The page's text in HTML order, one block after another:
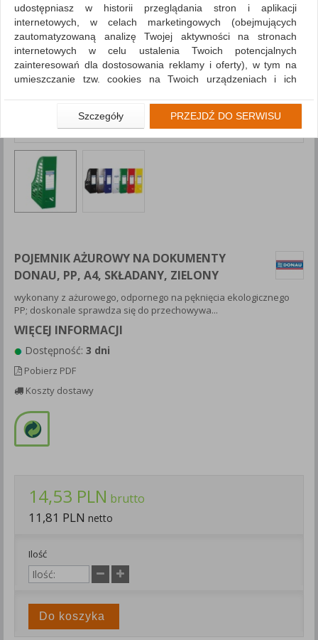
POJEMNIK AŻUROWY NA DOKUMENTY
DONAU, PP, A4, SKŁADANY, ZIELONY
wykonany z ażurowego, odpornego na pęknięcia ekologicznego
PP; doskonale sprawdza się do przechowywa...
WIĘCEJ INFORMACJI
Dostępność: 3 dni
Pobierz PDF
Koszty dostawy
14,53 PLN brutto
11,81 PLN netto
Ilość
Do koszyka
udostępniasz w historii przeglądania stron i aplikacji
internetowych, w celach marketingowych (obejmujących
zautomatyzowaną analizę Twojej aktywności na stronach
internetowych w celu ustalenia Twoich potencjalnych
zainteresowań dla dostosowania reklamy i oferty), w tym na
umieszczanie tzw. cookies na Twoich urządzeniach i ich
Jeśli nie chcesz wyrazić zgody lub ograniczyć jej zakres, kliknij
„Szczegóły”, gdzie znajdziesz wszelkie informacje o tym jak to
naszą polityką prywatności obowiązującą od 25 maja 2018.
W przypadku użytkowników zalogowanych, aby umożliwić
prawidłową realizację Umowy z Państwem i związane z tym
prawidłowe działanie naszej strony www, a w szczególności
czy cenach indywidualnych, ważna jest Państwa wcześniejsza
zgoda której udzieliliście podczas zakładania konta.
Każda Państwa zgoda jest dobrowolna i można ją w dowolnym
momencie wycofać.
Polityka prywatności (rozwiń)
Klauzula Informacyjna (rozwiń)
Lista Zaufanych Partnerów (rozwiń)
Szczegóły PRZEJDŹ DO SERWISU